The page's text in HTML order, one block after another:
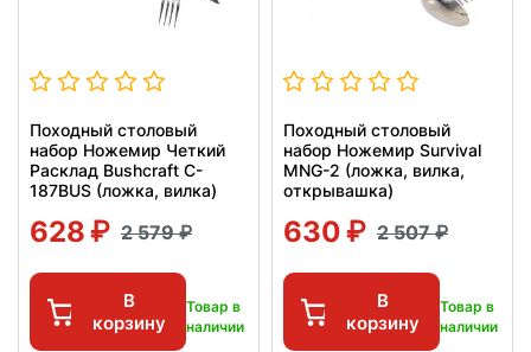
Походный столовый
набор Ножемир Четкий
Расклад Bushcraft C-
187BUS (ложка, вилка)
628 2 579
В
корзину
Товар в
наличии
Походный столовый
набор Ножемир Survival
MNG-2 (ложка, вилка,
открывашка)
630 2 507
В
корзину
Товар в
наличии